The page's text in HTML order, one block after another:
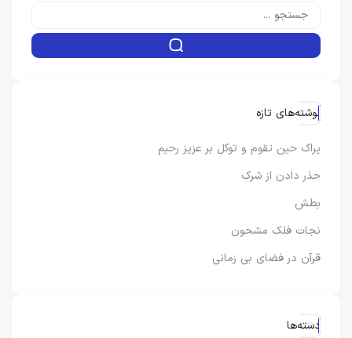
نوشته‌های تازه
یراک حین تقوم و توکل بر عزیز رحیم
حذر دادن از شرک
بطش
نجات فلک مشحون
قرآن در فضای بی زمانی
دسته‌ها